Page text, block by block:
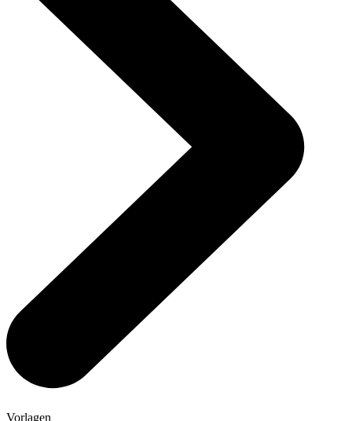
Vorlagen